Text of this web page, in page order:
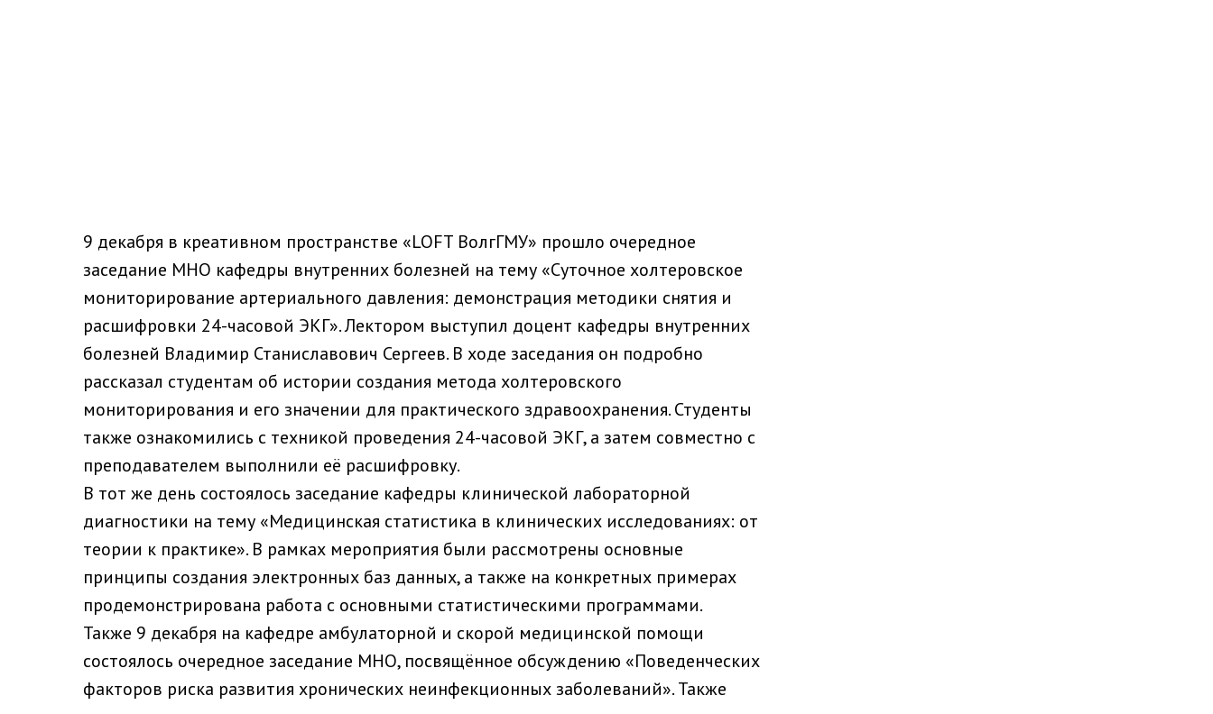
9 декабря в креативном пространстве «LOFT ВолгГМУ» прошло очередное
заседание МНО кафедры внутренних болезней на тему «Суточное холтеровское
мониторирование артериального давления: демонстрация методики снятия и
расшифровки 24-часовой ЭКГ». Лектором выступил доцент кафедры внутренних
болезней Владимир Станиславович Сергеев. В ходе заседания он подробно
рассказал студентам об истории создания метода холтеровского
мониторирования и его значении для практического здравоохранения. Студенты
также ознакомились с техникой проведения 24-часовой ЭКГ, а затем совместно с
преподавателем выполнили её расшифровку.
В тот же день состоялось заседание кафедры клинической лабораторной
диагностики на тему «Медицинская статистика в клинических исследованиях: от
теории к практике». В рамках мероприятия были рассмотрены основные
принципы создания электронных баз данных, а также на конкретных примерах
продемонстрирована работа с основными статистическими программами.
Также 9 декабря на кафедре амбулаторной и скорой медицинской помощи
состоялось очередное заседание МНО, посвящённое обсуждению «Поведенческих
факторов риска развития хронических неинфекционных заболеваний». Также